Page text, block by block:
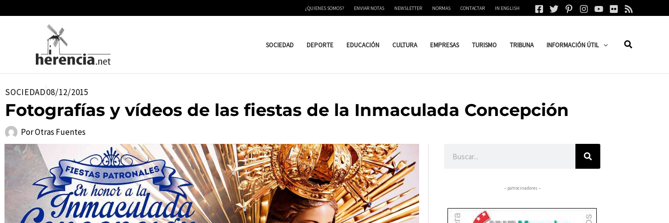
¿QUIENES SOMOS? ENVIAR NOTAS NEWSLETTER NORMAS CONTACTAR IN ENGLISH
SOCIEDAD DEPORTE EDUCACIÓN CULTURA EMPRESAS TURISMO TRIBUNA INFORMACIÓN ÚTIL
SOCIEDAD08/12/2015
Fotografías y vídeos de las fiestas de la Inmaculada Concepción
PorOtras Fuentes
– patrocinadores –